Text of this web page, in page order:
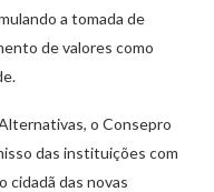
a tomada de
de valores como
o Consepro
das instituições com
cidadã das novas